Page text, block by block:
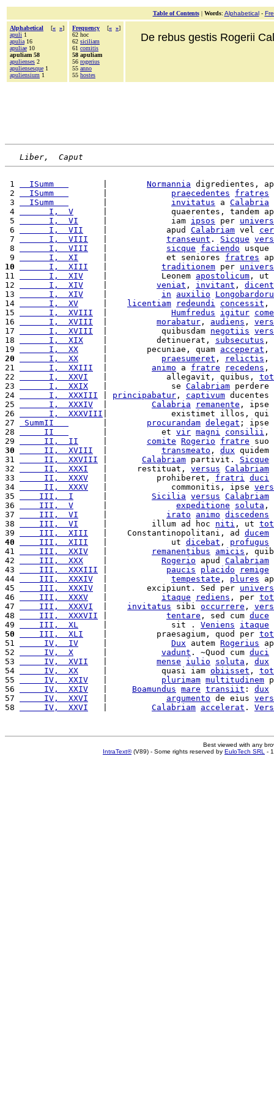
Table of Contents| Words: Alphabetical-
Alphabetical [« »]
apuli 1
apulia 16
apuliae 10
apuliam 58
apulienses 2
apuliensesque 1
apuliensium 1
Frequency [« »]
62 hoc
62 siciliam
61 comitis
58 apuliam
56 rogerius
55 anno
55 hostes
De rebus gestis Rogerii
Liber,  Caput
1
  ISumm
Normannia digredientes,
2
  ISumm
praecedentes
fratres
3
  ISumm
invitatus a Calabria
4
      I,  V
|             quaerentes, tandem
5
      I,  VI
     |             iam
ipsos per
6
      I,  VII
    |            apud
Calabriam vel
7
      I,  VIII
transeunt . Sicque
8
      I,  VIII
sicque faciendo usque
9
      I,  XI
     |            et seniores
fratres
10
      I,  XIII
traditionem per
11
      I,  XIV
    |           Leonem
apostolicum , ut
12
      I,  XIV
veniat , invitant ,
13
      I,  XIV
in auxilio
14
      I,  XV
licentiam redeundi concessit ,
15
      I,  XVIII
Humfredus igitur
16
      I,  XVIII
morabatur , audiens ,
17
      I,  XVIII
  |           quibusdam
negotiis
18
      I,  XIX
    |          detinuerat,
subsecutus ,
19
      I,  XX
     |        pecuniae, quam
acceperat ,
20
      I,  XX
praesumeret , relictis ,
21
      I,  XXIII
animo a fratre recedens ,
22
      I,  XXVI
   |            allegavit, quibus,
23
      I,  XXIX
   |             se
Calabriam
24
      I,  XXXIII
principabatur , captivum ducentes
25
      I,  XXXIV
Calabria remanente , ipse
26
      I,  XXXVIII
|             existimet illos, qui
27
SummII procurandam delegat ; ipse
28
     II
       |           et
vir magni consilii ,
29
     II,  II
comite Rogerio fratre suo
30
     II,  XVIII
transmeato , dux quidem
31
     II,  XXVIII
Calabriam partivit. Sicque
32
     II,  XXXI
   |      restituat,
versus Calabriam
33
     II,  XXXV
   |          prohiberet,
fratri duci
34
     II,  XXXV
   |             commonitis, ipse
35
    III,  I
Sicilia versus Calabriam
36
    III,  V
expeditione soluta ,
37
    III,  VI
irato animo discedens
38
    III,  VI
     |         illum ad hoc
niti , ut
39
    III,  XIII
   |    Constantinopolitani, ad
ducem
40
    III,  XIII
   |             ut
dicebat , profugus
41
    III,  XXIV
remanentibus amicis ,
42
    III,  XXX
Rogerio apud Calabriam
43
    III,  XXXIII
paucis placido
remige
44
    III,  XXXIV
tempestate , plures
45
    III,  XXXIV
  |        excipiunt. Sed per
46
    III,  XXXV
itaque rediens , per
47
    III,  XXXVI
invitatus sibi occurrere ,
48
    III,  XXXVII
tentare , sed cum duce
49
    III,  XL
     |             sit .
Veniens
itaque
50
    III,  XLI
    |          praesagium, quod per
51
     IV,  IV
Dux autem Rogerius
52
     IV,  X
vadunt . ~Quod cum duci
53
     IV,  XVII
mense iulio soluta , dux
54
     IV,  XX
     |           quasi iam
obiisset ,
55
     IV,  XXIV
plurimam multitudinem
56
     IV,  XXIV
Boamundus mare transiit : dux
57
     IV,  XXVI
argumento de eius
58
     IV,  XXVI
Calabriam accelerat .
Best viewed with any
IntraText®(V89) - Some rights reserved by EuloTech SRL -